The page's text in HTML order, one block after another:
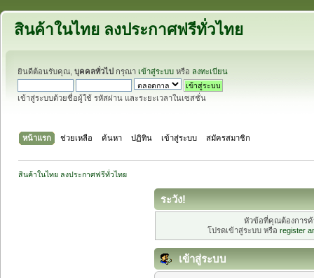
สินค้าในไทย ลงประกาศฟรีทั่วไทย
ยินดีต้อนรับคุณ, บุคคลทั่วไป กรุณา เข้าสู่ระบบ หรือ ลงทะเบียน
เข้าสู่ระบบด้วยชื่อผู้ใช้ รหัสผ่าน และระยะเวลาในเซสชั่น
หน้าแรก ช่วยเหลือ ค้นหา ปฏิทิน เข้าสู่ระบบ สมัครสมาชิก
สินค้าในไทย ลงประกาศฟรีทั่วไทย
ระวัง!
หัวข้อที่คุณต้องการ
โปรดเข้าสู่ระบบ หรือ register
เข้าสู่ระบบ